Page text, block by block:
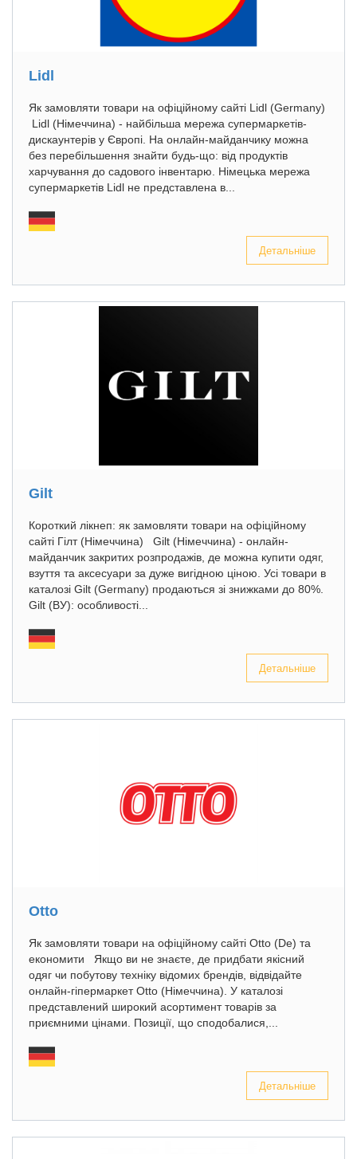
Lidl
Як замовляти товари на офіційному сайті Lidl (Germany)
Lidl (Німеччина) - найбільша мережа супермаркетів-
дискаунтерів у Європі. На онлайн-майданчику можна
без перебільшення знайти будь-що: від продуктів
харчування до садового інвентарю. Німецька мережа
супермаркетів Lidl не представлена в...
Детальніше
Gilt
Короткий лікнеп: як замовляти товари на офіційному
сайті Гілт (Німеччина) Gilt (Німеччина) - онлайн-
майданчик закритих розпродажів, де можна купити одяг,
взуття та аксесуари за дуже вигідною ціною. Усі товари в
каталозі Gilt (Germany) продаються зі знижками до 80%.
Gilt (ВУ): особливості...
Детальніше
Otto
Як замовляти товари на офіційному сайті Otto (De) та
економити Якщо ви не знаєте, де придбати якісний
одяг чи побутову техніку відомих брендів, відвідайте
онлайн-гіпермаркет Otto (Німеччина). У каталозі
представлений широкий асортимент товарів за
приємними цінами. Позиції, що сподобалися,...
Детальніше